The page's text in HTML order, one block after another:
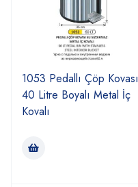
1053 Pedallı Çöp Kovası
40 Litre Boyalı Metal İç
Kovalı